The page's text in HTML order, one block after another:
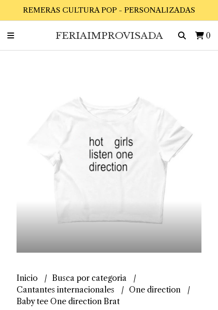
REMERAS CULTURA POP - PERSONALIZADAS
FERIAIMPROVISADA 0
Inicio
Busca por categoria
Cantantes internacionales
One direction
Baby tee One direction Brat